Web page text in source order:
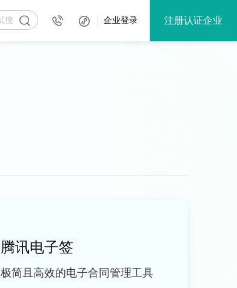
企业登录 注册认证企业
腾讯电子签
极简且高效的电子合同管理工具